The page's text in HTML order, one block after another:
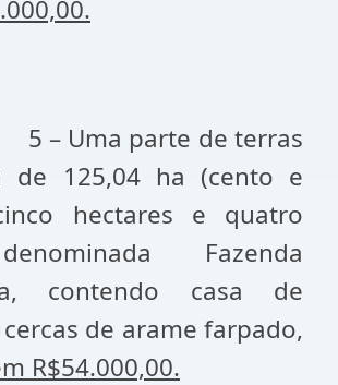
parte de terras
de 125,04 ha (cento e
hectares e quatro
Fazenda
contendo casa de
de arame farpado,
R$54.000,00.